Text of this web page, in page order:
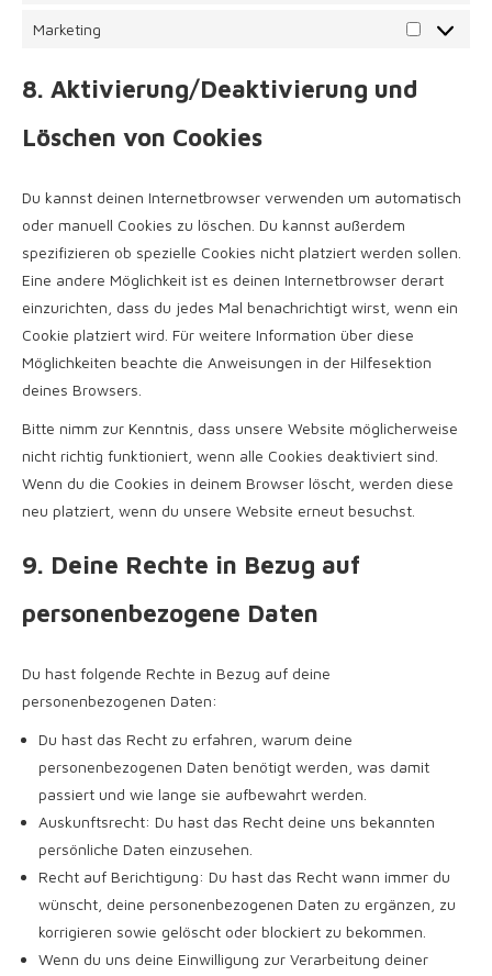
Marketing
8. Aktivierung/Deaktivierung und
Löschen von Cookies
Du kannst deinen Internetbrowser verwenden um automatisch
oder manuell Cookies zu löschen. Du kannst außerdem
spezifizieren ob spezielle Cookies nicht platziert werden sollen.
Eine andere Möglichkeit ist es deinen Internetbrowser derart
einzurichten, dass du jedes Mal benachrichtigt wirst, wenn ein
Cookie platziert wird. Für weitere Information über diese
Möglichkeiten beachte die Anweisungen in der Hilfesektion
deines Browsers.
Bitte nimm zur Kenntnis, dass unsere Website möglicherweise
nicht richtig funktioniert, wenn alle Cookies deaktiviert sind.
Wenn du die Cookies in deinem Browser löscht, werden diese
neu platziert, wenn du unsere Website erneut besuchst.
9. Deine Rechte in Bezug auf
personenbezogene Daten
Du hast folgende Rechte in Bezug auf deine
personenbezogenen Daten:
Du hast das Recht zu erfahren, warum deine
personenbezogenen Daten benötigt werden, was damit
passiert und wie lange sie aufbewahrt werden.
Auskunftsrecht: Du hast das Recht deine uns bekannten
persönliche Daten einzusehen.
Recht auf Berichtigung: Du hast das Recht wann immer du
wünscht, deine personenbezogenen Daten zu ergänzen, zu
korrigieren sowie gelöscht oder blockiert zu bekommen.
Wenn du uns deine Einwilligung zur Verarbeitung deiner